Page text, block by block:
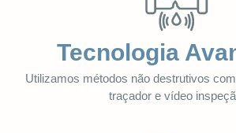
Tecnologia
Utilizamos métodos não destrutivos
traçador e vídeo